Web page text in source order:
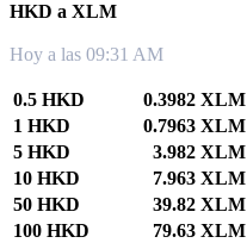
HKD a XLM
Hoy a las 09:31 AM
0.5 HKD
0.3982 XLM
1 HKD
0.7963 XLM
5 HKD
3.982 XLM
10 HKD
7.963 XLM
50 HKD
39.82 XLM
100 HKD
79.63 XLM